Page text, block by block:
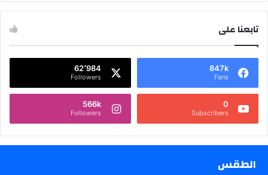
تابعنا على
847k
Fans
62٬984
Followers
0
Subscribers
566k
Followers
الطقس